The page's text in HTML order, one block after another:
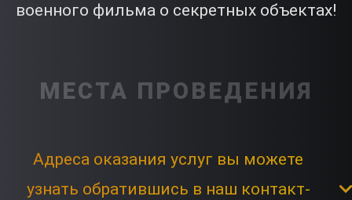
военного фильма о секретных объектах!
МЕСТА ПРОВЕДЕНИЯ
Адреса оказания услуг вы можете
узнать обратившись в наш контакт-